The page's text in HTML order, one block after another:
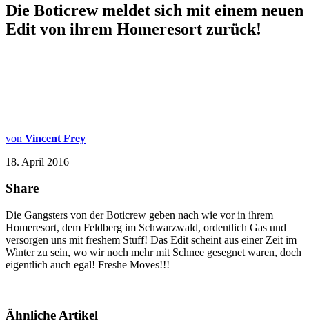
Die Boticrew meldet sich mit einem neuen
Edit von ihrem Homeresort zurück!
von Vincent Frey
18. April 2016
Share
Die Gangsters von der Boticrew geben nach wie vor in ihrem
Homeresort, dem Feldberg im Schwarzwald, ordentlich Gas und
versorgen uns mit freshem Stuff! Das Edit scheint aus einer Zeit im
Winter zu sein, wo wir noch mehr mit Schnee gesegnet waren, doch
eigentlich auch egal! Freshe Moves!!!
Ähnliche Artikel